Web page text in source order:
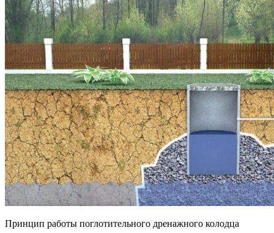
Принцип работы поглотительного дренажного колодца